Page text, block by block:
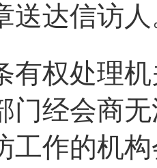
送达信访
权处理机
门经会商
工作的机